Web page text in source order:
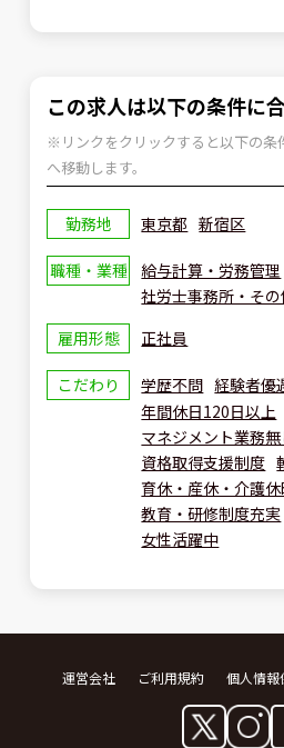
この求人は以下の条件に
※リンクをクリックすると以下の条
へ移動します。
勤務地 東京都 新宿区
職種・業種 給与計算・労務管理
社労士事務所・そ
雇用形態
正社員
こだわり 学歴不問 経験者優
年間休日120日以上
マネジメント業務無
資格取得支援制度
育休・産休・介護
教育・研修制度充実
女性活躍中
運営会社 ご利用規約 個人情報